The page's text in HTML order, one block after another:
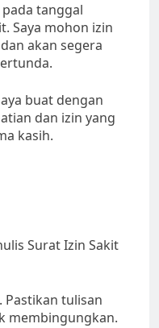
tanggal
Saya mohon izin
akan segera
buat dengan
dan izin yang
kasih.
Surat Izin Sakit
Pastikan tulisan
membingungkan.